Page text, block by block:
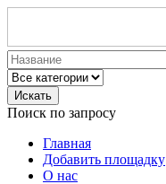
Искать
Поиск по запросу
Главная
Добавить площадку
О нас